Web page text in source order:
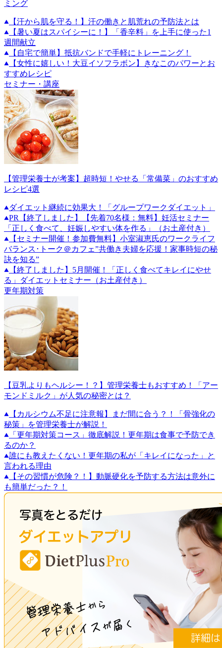
ミング
【汗から肌を守る！】汗の働きと肌荒れの予防法とは
【暑い夏はスパイシーに！】「香辛料」を上手に使った1
週間献立
【自宅で簡単】抵抗バンドで手軽にトレーニング！
【女性に嬉しい！大豆イソフラボン】きなこのパワーとお
すすめレシピ
セミナー・講座
【管理栄養士が考案】超時短！やせる「常備菜」のおすすめ
レシピ4選
ダイエット継続に効果大！「グループワークダイエット」
PR
【終了しました】【先着70名様：無料】妊活セミナー
「正しく食べて、妊娠しやすい体を作る」（お土産付き）
【セミナー開催！参加費無料】小室淑恵氏のワークライフ
バランス･トーク＠カフェ”共働き夫婦を応援！家事時短の秘
訣を知る”
【終了しました】5月開催！「正しく食べてキレイにやせ
る」ダイエットセミナー（お土産付き）
更年期対策
【豆乳よりもヘルシー！？】管理栄養士もおすすめ！「アー
モンドミルク」が人気の秘密とは？
【カルシウム不足に注意報】まだ間に合う？！「骨強化の
秘策」を管理栄養士が解説！
「更年期対策コース」徹底解説！更年期は食事で予防でき
るのか？
誰にも教えたくない！更年期の私が「キレイになった」と
言われる理由
【その習慣が危険？！】動脈硬化を予防する方法は意外に
も簡単だった？！